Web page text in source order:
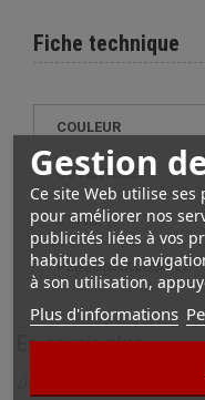
Gestion
Ce site Web utilise
pour améliorer nos
publicités liées à vos
habitudes de
à son utilisation,
Plus d'informations
Fiche technique
COULEUR
OUVERTURE
STYLE
PERSONNALISABLE
En savoir plus
Description complète